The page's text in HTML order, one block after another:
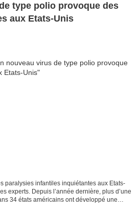
type polio provoque des
aux Etats-Unis
paralysies infantiles inquiétantes aux Etats-
experts. Depuis l’année dernière, plus d’une
34 états américains ont développé une